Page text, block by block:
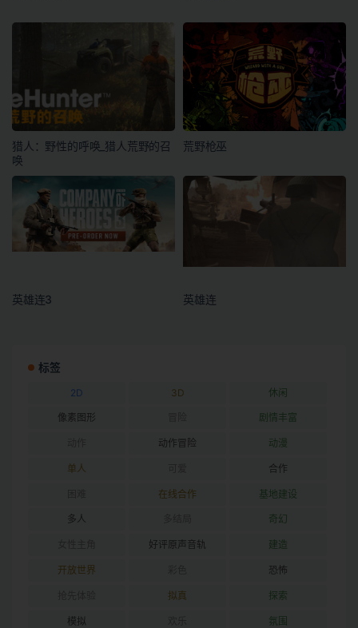
猎人：野性的呼唤_猎人荒野的召
唤
荒野枪巫
英雄连3 英雄连
标签
2D 3D 休闲
像素图形 剧情丰富
动作冒险 动漫
单人 合作
在线合作 基地建设
多人 奇幻
好评原声音轨 建造
开放世界 恐怖
拟真 探索
模拟 氛围